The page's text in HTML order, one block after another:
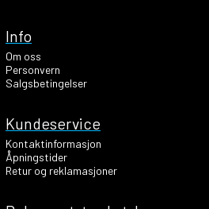
Info
Om oss
Personvern
Salgsbetingelser
Kundeservice
Kontaktinformasjon
Åpningstider
Retur og reklamasjoner